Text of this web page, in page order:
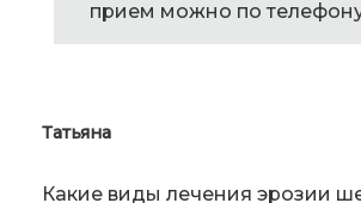
прием можно по
Татьяна
Какие виды лечения эрозии